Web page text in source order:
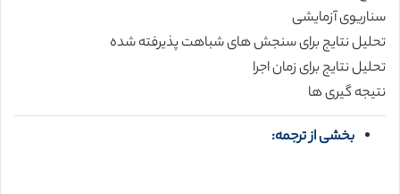
سناریوی آزمایشی
تحلیل نتایج برای سنجش های شباهت پذیرفته شده
تحلیل نتایج برای زمان اجرا
نتیجه گیری ها
بخشی از ترجمه: